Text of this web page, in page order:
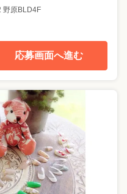
野原BLD4F
応募画面へ進む